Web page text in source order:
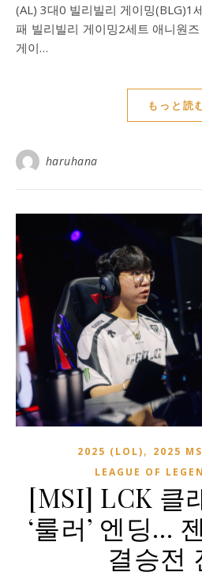
(AL) 3대0 빌리빌리 게이밍(BLG)1
패 빌리빌리 게이밍2세트 애니원
게이…
もっと読
haruhana
2025 (LOL), 2025
LEAGUE OF
[MSI] LCK 클
‘룰러’ 엔딩…
결승전